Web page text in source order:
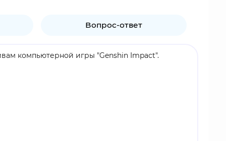
Вопрос-ответ
компьютерной игры "Genshin Impact".